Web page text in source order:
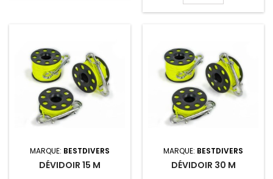
MARQUE: BESTDIVERS
DÉVIDOIR 15 M
MARQUE: BESTDIVERS
DÉVIDOIR 30 M